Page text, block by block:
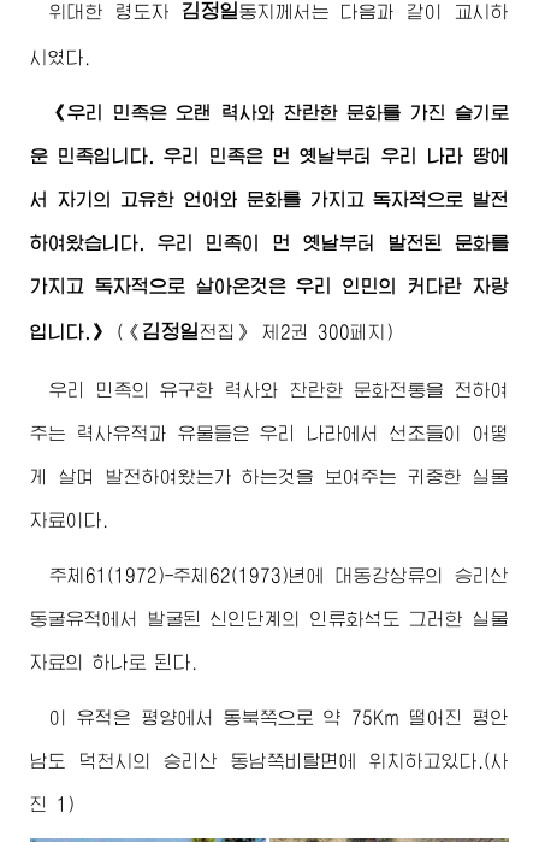
위대한
령도자 김정일동지 께서는 다음과 같이 교시하
시였다.
《우리 민족은 오랜 력사와 찬란한 문화를 가진 슬기로
운 민족입니다. 우리 민족은 먼 옛날부터 우리 나라 땅에
서 자기의 고유한 언어와 문화를 가지고 독자적으로 발전
하여왔습니다. 우리 민족이 먼 옛날부터 발전된 문화를
가지고 독자적으로 살아온것은 우리 인민의 커다란 자랑
입니다.》 ( 《 김정일 전집》 제2권 300페지)
우리 민족의 유구한 력사와 찬란한 문화전통을 전하여
주는 력사유적과 유물들은 우리 나라에서 선조들이 어떻
게 살며 발전하여왔는가 하는것을 보여주는 귀중한 실물
자료이다.
주체61(1972)-주체62(1973)년에 대동강상류의 승리산
동굴유적에서 발굴된 신인단계의 인류화석도 그러한 실물
자료의 하나로 된다.
이 유적은 평양에서 동북쪽으로 약 75Km 떨어진 평안
남도 덕천시의 승리산 동남쪽비탈면에 위치하고있다.(사
진 1)